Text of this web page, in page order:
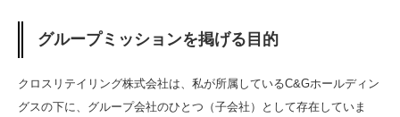
グループミッションを掲げる目的
クロスリテイリング株式会社は、私が所属しているC&Gホールディン
グスの下に、グループ会社のひとつ（子会社）として存在していま